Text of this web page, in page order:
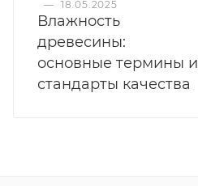
— 18.05.2025
Влажность
древесины:
основные термины и
стандарты качества